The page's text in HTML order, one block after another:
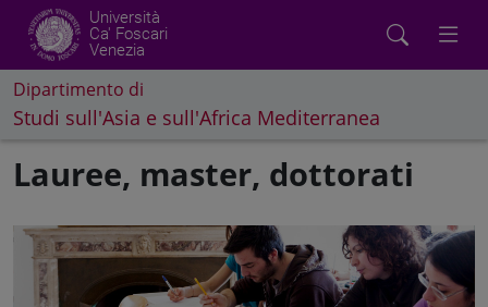
Università
Ca' Foscari
Venezia
Dipartimento di
Studi sull'Asia e sull'Africa Mediterranea
Lauree, master, dottorati